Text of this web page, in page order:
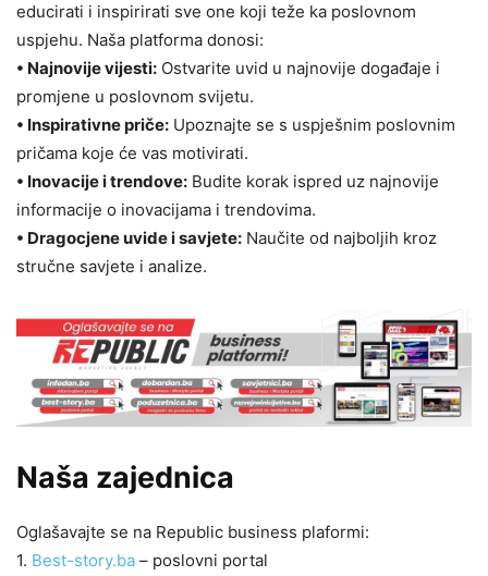
educirati i inspirirati sve one koji teže ka poslovnom
uspjehu. Naša platforma donosi:
• Najnovije vijesti: Ostvarite uvid u najnovije događaje i
promjene u poslovnom svijetu.
• Inspirativne priče: Upoznajte se s uspješnim poslovnim
pričama koje će vas motivirati.
• Inovacije i trendove: Budite korak ispred uz najnovije
informacije o inovacijama i trendovima.
• Dragocjene uvide i savjete: Naučite od najboljih kroz
stručne savjete i analize.
Naša zajednica
Oglašavajte se na Republic business plaformi:
1. Best-story.ba – poslovni portal